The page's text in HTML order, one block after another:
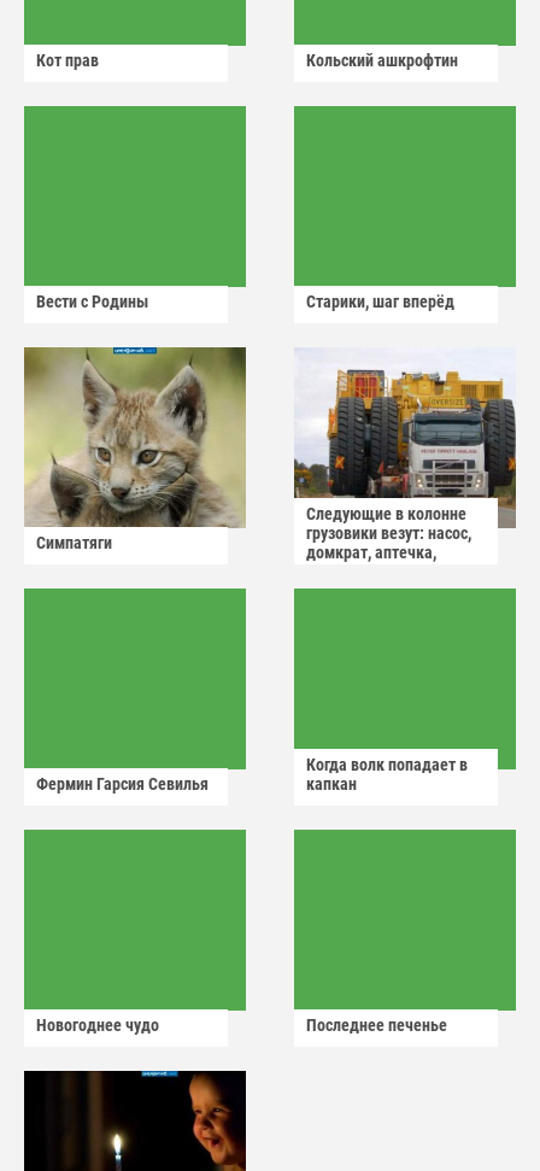
Кот прав Кольский ашкрофтин
Вести с Родины Старики, шаг вперёд
Симпатяги
Следующие в колонне
грузовики везут: насос,
домкрат, аптечка,
Фермин Гарсия Севилья
Когда волк попадает в
капкан
Новогоднее чудо Последнее печенье